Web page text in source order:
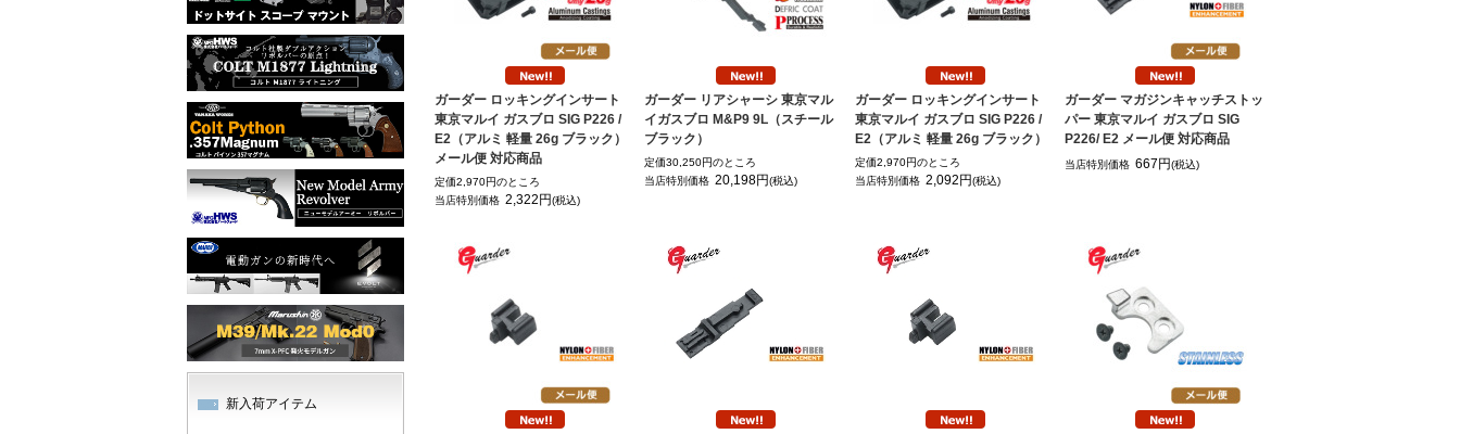
新入荷アイテム
ガーダー ロッキングインサート
東京マルイ ガスブロ SIG P226 /
E2（アルミ 軽量 26g ブラック）
メール便 対応商品
定価2,970円のところ
当店特別価格 2,322円(税込)
ガーダー リアシャーシ 東京マル
イガスブロ M&P9 9L（スチール
ブラック）
定価30,250円のところ
当店特別価格 20,198円(税込)
ガーダー ロッキングインサート
東京マルイ ガスブロ SIG P226 /
E2（アルミ 軽量 26g ブラック）
定価2,970円のところ
当店特別価格 2,092円(税込)
ガーダー マガジンキャッチストッ
パー 東京マルイ ガスブロ SIG
P226/ E2 メール便 対応商品
当店特別価格 667円(税込)